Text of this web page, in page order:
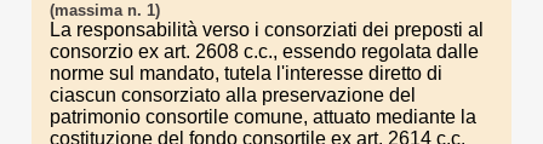
(massima n. 1)
La responsabilità verso i consorziati dei preposti al
consorzio ex art. 2608 c.c., essendo regolata dalle
norme sul mandato, tutela l'interesse diretto di
ciascun consorziato alla preservazione del
patrimonio consortile comune, attuato mediante la
costituzione del fondo consortile ex art. 2614 c.c.